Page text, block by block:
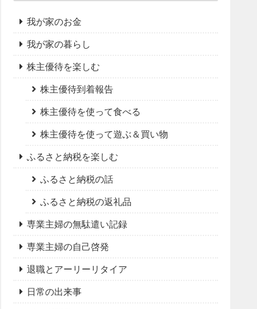
我が家のお金
我が家の暮らし
株主優待を楽しむ
株主優待到着報告
株主優待を使って食べる
株主優待を使って遊ぶ＆買い物
ふるさと納税を楽しむ
ふるさと納税の話
ふるさと納税の返礼品
専業主婦の無駄遣い記録
専業主婦の自己啓発
退職とアーリーリタイア
日常の出来事